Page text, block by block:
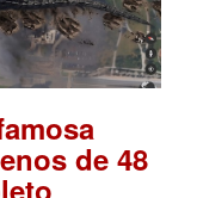
de 48